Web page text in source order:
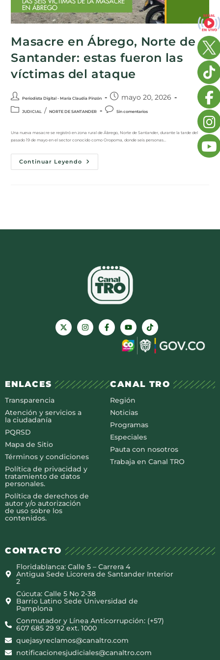
Masacre en Ábrego, Norte de
Santander: estas fueron las
víctimas del ataque
Periodista Digital - María Claudia Pinzón mayo 20, 2026
JUDICIAL / NORTE DE SANTANDER Sin comentarios
Una nueva masacre se registró en zona rural de Ábrego, Norte de Santander, durante la tarde del
pasado 19 de mayo en el sector conocido como Oropoma, donde seis personas…
Continuar Leyendo
ENLACES
Transparencia
Atención y servicios a
la ciudadanía
PQRSD
Mapa de Sitio
Términos y condiciones
Política de privacidad y
tratamiento de datos
personales.
Política de derechos de
autor y/o autorización
de uso sobre los
contenidos.
CANAL TRO
Región
Noticias
Programas
Especiales
Pauta con nosotros
Trabaja en Canal TRO
CONTACTO
Floridablanca: Calle 5 – Carrera 4
Antigua Sede Licorera de Santander Interior
2
Cúcuta: Calle 5 No 2-38
Barrio Latino Sede Universidad de
Pamplona
Conmutador y Línea Anticorrupción: (+57)
607 685 29 92 ext. 1000
quejasyreclamos@canaltro.com
notificacionesjudiciales@canaltro.com